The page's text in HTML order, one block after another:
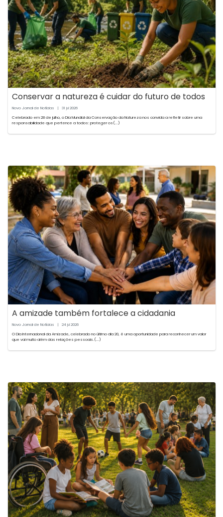
Conservar a natureza é cuidar do futuro de todos
Novo Jornal de Notícias | 31 jul2026
Celebrado em 28 de julho, o Dia Mundial da Conservação da Natureza nos convida a refletir sobre uma
responsabilidade que pertence a todos: proteger os(...)
A amizade também fortalece a cidadania
Novo Jornal de Notícias | 24 jul2026
O Dia Internacional da Amizade, celebrado no último dia 20, é uma oportunidade para reconhecer um valor
que vai muito além das relações pessoais.(...)